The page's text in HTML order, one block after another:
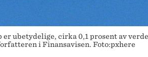
ubetydelige, cirka 0,1 prosent av
i Finansavisen. Foto:pxhere